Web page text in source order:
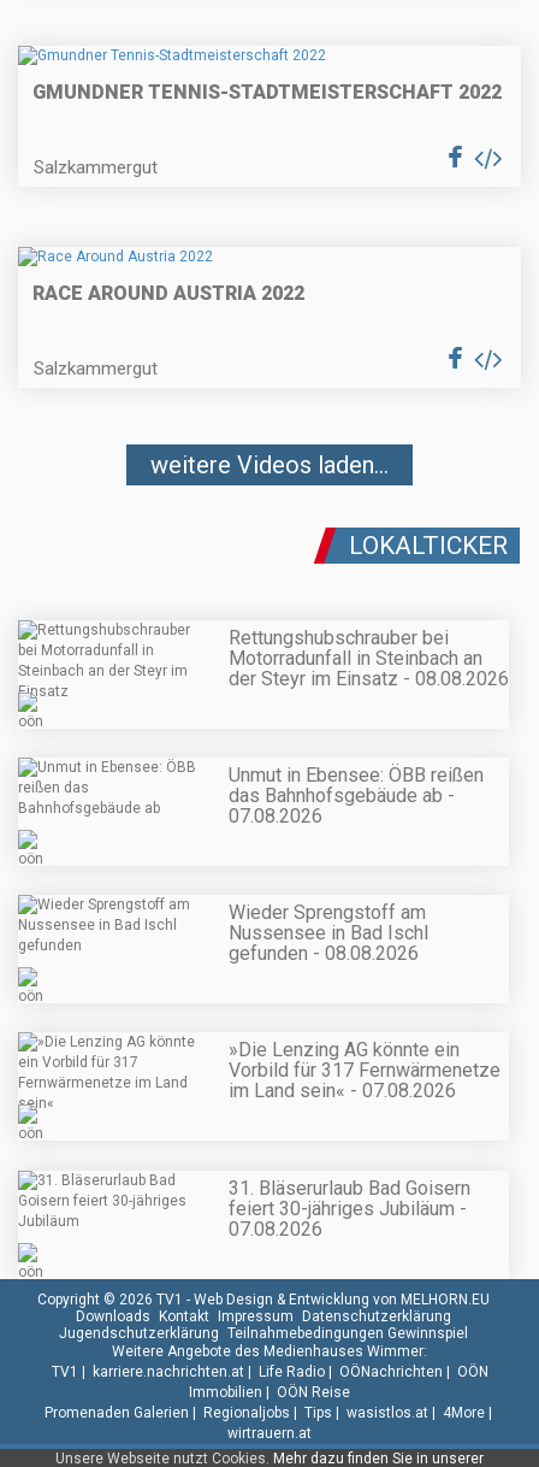
GMUNDNER TENNIS-STADTMEISTERSCHAFT 2022
Salzkammergut
RACE AROUND AUSTRIA 2022
Salzkammergut
weitere Videos laden...
LOKALTICKER
Rettungshubschrauber bei
Motorradunfall in Steinbach an
der Steyr im Einsatz - 08.08.2026
Unmut in Ebensee: ÖBB reißen
das Bahnhofsgebäude ab -
07.08.2026
Wieder Sprengstoff am
Nussensee in Bad Ischl
gefunden - 08.08.2026
»Die Lenzing AG könnte ein
Vorbild für 317 Fernwärmenetze
im Land sein« - 07.08.2026
31. Bläserurlaub Bad Goisern
feiert 30-jähriges Jubiläum -
07.08.2026
Unsere Webseite nutzt Cookies. Mehr dazu finden Sie in unserer
Copyright © 2026 TV1 - Web Design & Entwicklung von MELHORN.EU
Downloads Kontakt Impressum Datenschutzerklärung
Jugendschutzerklärung Teilnahmebedingungen Gewinnspiel
Weitere Angebote des Medienhauses Wimmer:
TV1 | karriere.nachrichten.at| Life Radio| OÖNachrichten | OÖN
Immobilien | OÖN Reise
Promenaden Galerien | Regionaljobs | Tips | wasistlos.at| 4More|
wirtrauern.at